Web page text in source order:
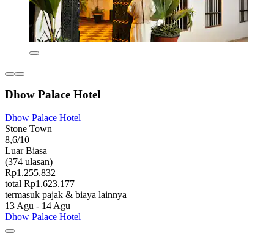
Dhow Palace Hotel
Dhow Palace Hotel
Stone Town
8,6/10
Luar Biasa
(374 ulasan)
Rp1.255.832
total Rp1.623.177
termasuk pajak & biaya lainnya
13 Agu - 14 Agu
Dhow Palace Hotel